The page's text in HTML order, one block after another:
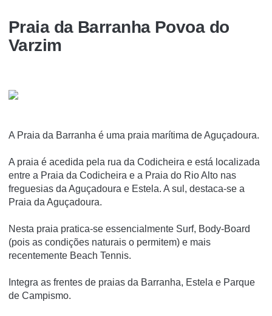
Praia da Barranha Povoa do
Varzim
A Praia da Barranha é uma praia marí­tima de Aguçadoura.
A praia é acedida pela rua da Codicheira e está localizada
entre a Praia da Codicheira e a Praia do Rio Alto nas
freguesias da Aguçadoura e Estela. A sul, destaca-se a
Praia da Aguçadoura.
Nesta praia pratica-se essencialmente Surf, Body-Board
(pois as condições naturais o permitem) e mais
recentemente Beach Tennis.
Integra as frentes de praias da Barranha, Estela e Parque
de Campismo.